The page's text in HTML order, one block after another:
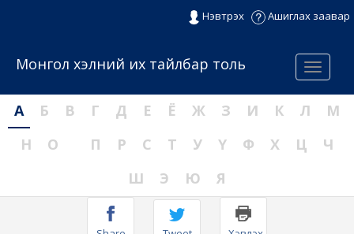
Нэвтрэх Ашиглах заавар
Menu
Монгол хэлний их тайлбар толь
А Б В Г Д Е Ё Ж З И К Л
М
Н
О П Р С Т У Ү Ф Х Ц
Ч
Ш
Э Ю Я